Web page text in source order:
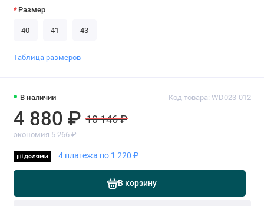
В наличии Код товара: WD023-012
4 880 ₽ 10 146 ₽
экономия 5 266 ₽
4 платежа по 1 220 ₽
В корзину
Размер
40 41 43
Таблица размеров